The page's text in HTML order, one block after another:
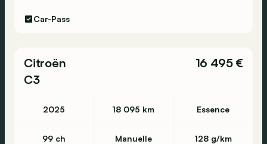
Car-Pass
Citroën
C3
16 495 €
2025 18 095 km Essence
99 ch Manuelle 128 g/km